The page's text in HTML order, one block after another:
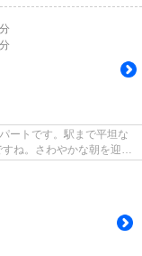
ートです。駅まで平坦な
ね。さわやかな朝を迎え